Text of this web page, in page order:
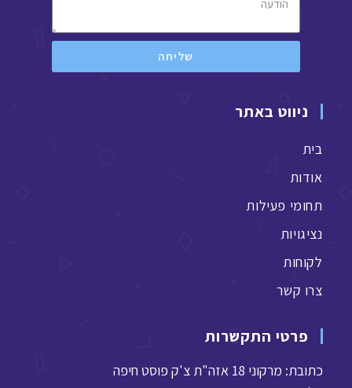
שליחה
ניווט באתר
בית
אודות
תחומי פעילות
נציגויות
לקוחות
צרו קשר
פרטי התקשרות
כתובת: מרקוני 18 אזה"ת צ'ק פוסט חיפה